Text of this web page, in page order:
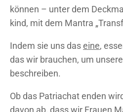
können – unter dem
kind, mit dem Mantra
Indem sie uns daseine,
das wir brauchen, um
beschreiben.
Ob das Patriachat enden
davon ab, dass wir Frauen